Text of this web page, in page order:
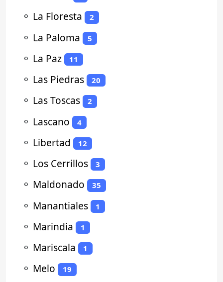
⚬ La Floresta 2
⚬ La Paloma 5
⚬ La Paz 11
⚬ Las Piedras 20
⚬ Las Toscas 2
⚬ Lascano 4
⚬ Libertad 12
⚬ Los Cerrillos 3
⚬ Maldonado 35
⚬ Manantiales 1
⚬ Marindia 1
⚬ Mariscala 1
⚬ Melo 19